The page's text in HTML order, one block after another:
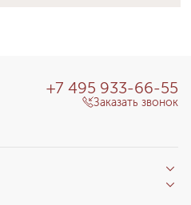
+7 495 933-66-55
Заказать звонок